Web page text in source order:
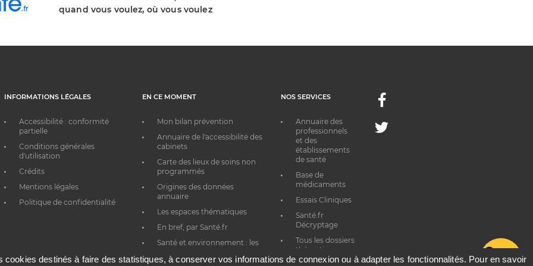
quand vous voulez, où vous voulez
INFORMATIONS LÉGALES
Accessibilité : conformité
partielle
Conditions générales
d'utilisation
Crédits
Mentions légales
Politique de confidentialité
EN CE MOMENT
Mon bilan prévention
Annuaire de l'accessibilité des
cabinets
Carte des lieux de soins non
programmés
Origines des données
annuaire
Les espaces thématiques
En bref, par Santé.fr
Santé et environnement : les
NOS SERVICES
Annuaire des
professionnels
et des
établissements
de santé
Base de
médicaments
Essais Cliniques
Santé.fr
Décryptage
Tous les dossiers
thématiques
Facebook
Twitter
cookies destinés à faire des statistiques, à conserver vos informations de connexion ou à adapter les fonctionnalités. Pour en savoir